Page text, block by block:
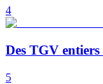
4
Des TGV
5